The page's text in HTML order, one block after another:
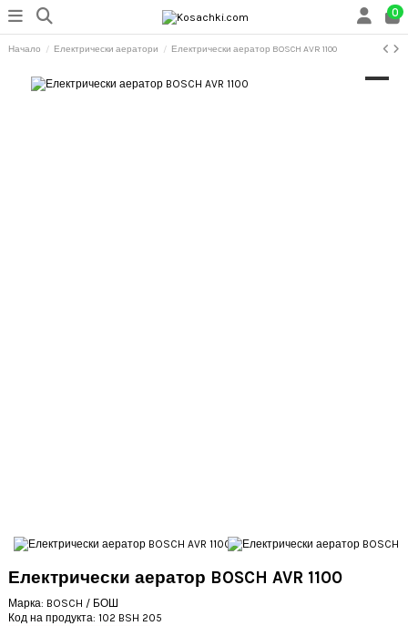
0
Начало Електрически аератори Електрически аератор BOSCH AVR 1100
Електрически аератор BOSCH AVR 1100
Марка: BOSCH / БОШ
Код на продукта: 102 BSH 205